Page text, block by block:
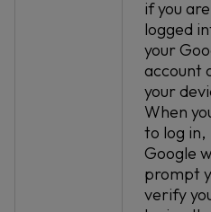
if you are
logged
your
account
your
When
to log in,
Google
prompt
verify